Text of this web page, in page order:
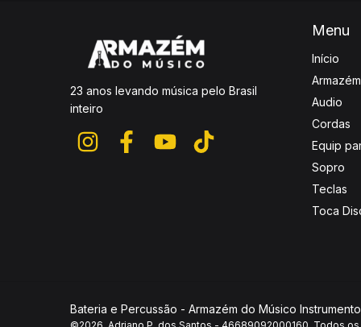
23 anos levando música pelo Brasil
inteiro
Menu
Início
Audio
Cordas
Equip
Sopro
Teclas
Toca
Bateria e Percussão - Armazém do Músico